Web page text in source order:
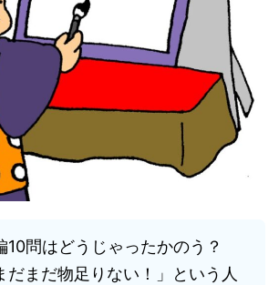
10問はどうじゃったかのう？
だまだ物足りない！」という人